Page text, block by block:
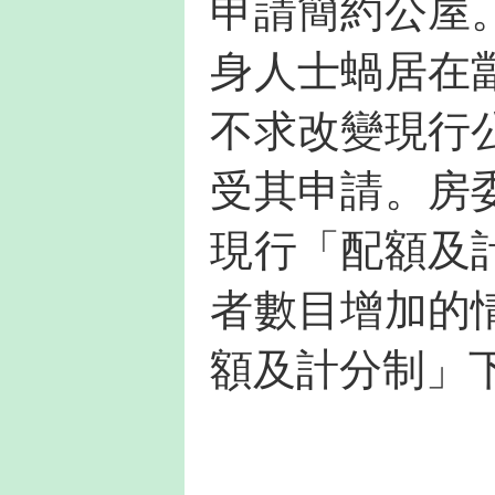
申請簡約公屋
身人士蝸居在
不求改變現行
受其申請。房
現行「配額及
者數目增加的
額及計分制」